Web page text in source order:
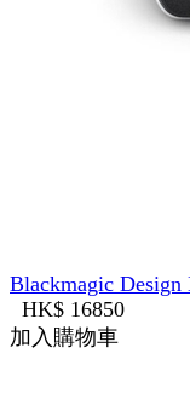
Blackmagic
HK$ 16850
加入購物車